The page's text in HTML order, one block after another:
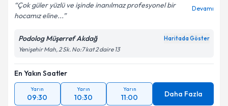
Çok güler yüzlü ve işinde inanılmaz profesyonel bir
hocamız eline...
Devamı
Podolog Müşerref Akdağ Haritada Göster
Yenişehir Mah, 2 Sk. No:7 kat 2 daire 13
En Yakın Saatler
Yarın
09:30
Yarın
10:30
Yarın
11:00 Daha Fazla